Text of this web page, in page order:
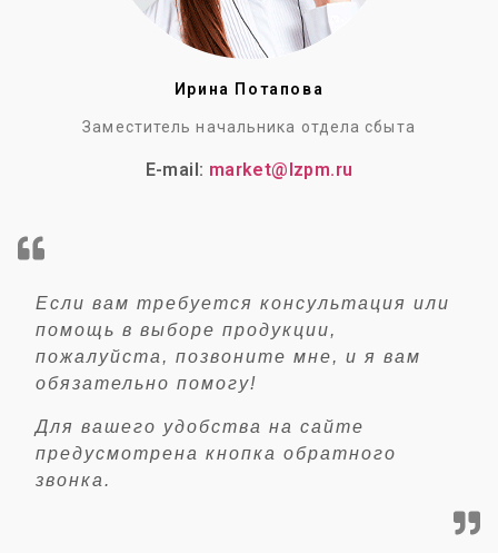
Ирина Потапова
Заместитель начальника отдела сбыта
E-mail: market@lzpm.ru
Если вам требуется консультация или
помощь в выборе продукции,
пожалуйста, позвоните мне, и я вам
обязательно помогу!
Для вашего удобства на сайте
предусмотрена кнопка обратного
звонка.